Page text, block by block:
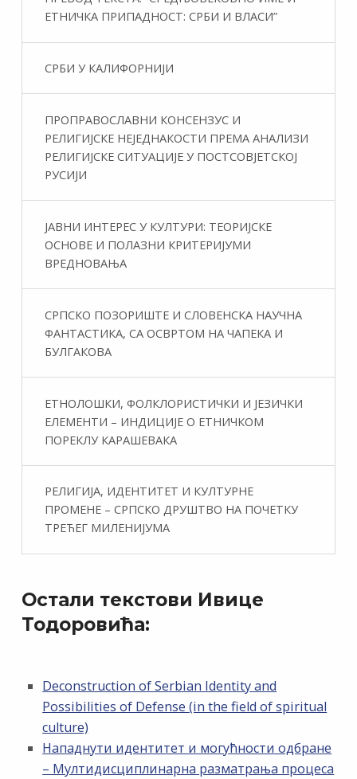
ЕТНИЧКА ПРИПАДНОСТ: СРБИ И ВЛАСИ”
СРБИ У КАЛИФОРНИЈИ
ПРОПРАВОСЛАВНИ КОНСЕНЗУС И
РЕЛИГИЈСКЕ НЕЈЕДНАКОСТИ ПРЕМА АНАЛИЗИ
РЕЛИГИЈСКЕ СИТУАЦИЈЕ У ПОСТСОВЈЕТСКОЈ
РУСИЈИ
ЈАВНИ ИНТЕРЕС У КУЛТУРИ: ТЕОРИЈСКЕ
ОСНОВЕ И ПОЛАЗНИ КРИТЕРИЈУМИ
ВРЕДНОВАЊА
СРПСКО ПОЗОРИШТЕ И СЛОВЕНСКА НАУЧНА
ФАНТАСТИКA, СА ОСВРТОМ НА ЧАПЕКА И
БУЛГАКОВА
ЕТНОЛОШКИ, ФОЛКЛОРИСТИЧКИ И ЈЕЗИЧКИ
ЕЛЕМЕНТИ – ИНДИЦИЈЕ О ЕТНИЧКОМ
ПОРЕКЛУ КАРАШЕВАКА
РЕЛИГИЈА, ИДЕНТИТЕТ И КУЛТУРНЕ
ПРОМЕНЕ – СРПСКО ДРУШТВО НА ПОЧЕТКУ
ТРЕЋЕГ МИЛЕНИЈУМА
Остали текстови Ивице
Тодоровића:
Deconstruction of Serbian Identity and
Possibilities of Defense (in the field of spiritual
culture)
Нападнути идентитет и могућности одбране
– Мултидисциплинарна разматрања процеса